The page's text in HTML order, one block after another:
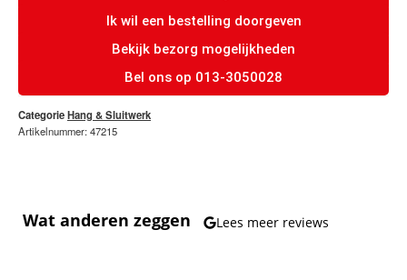
Ik wil een bestelling doorgeven
Bekijk bezorg mogelijkheden
Bel ons op 013-3050028
CategorieHang & Sluitwerk
Artikelnummer: 47215
Wat anderen zeggen Lees meer reviews